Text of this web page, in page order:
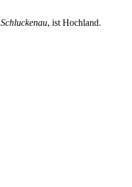
Schluckenau, ist Hochland.